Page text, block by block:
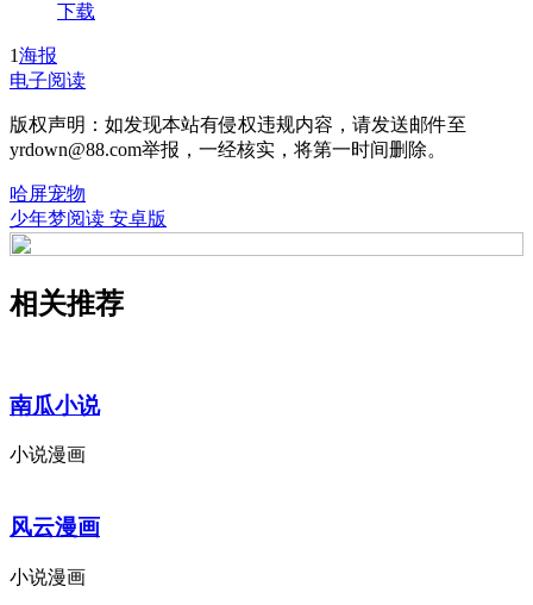
下载
1海报
电子阅读
版权声明：如发现本站有侵权违规内容，请发送邮件至
yrdown@88.com举报，一经核实，将第一时间删除。
哈屏宠物
少年梦阅读 安卓版
相关推荐
南瓜小说
小说漫画
风云漫画
小说漫画